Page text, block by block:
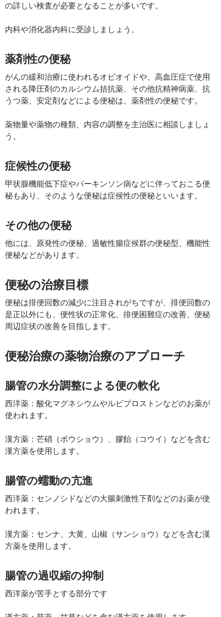
の詳しい検査が必要となることが多いです。
内科や消化器内科に受診しましょう。
薬剤性の便秘
がんの緩和治療に使われるオピオイドや、高血圧症で使用
される降圧剤のカルシウム拮抗薬、その他抗精神病薬、抗
うつ薬、安定剤などによる便秘は、薬剤性の便秘です。
薬物量や薬物の種類、内容の調整を主治医に相談しましょ
う。
症候性の便秘
甲状腺機能低下症やパーキンソン病などに伴っておこる便
秘もあり、そのような便秘は症候性の便秘といいます。
その他の便秘
他には、原発性の便秘、過敏性腸症候群の便秘型、機能性
便秘などがあります。
便秘の治療目標
便秘は排便回数の減少に注目されがちですが、排便回数の
是正以外にも、便性状の正常化、排便困難症の改善、便秘
周辺症状の改善を目指します。
便秘治療の薬物治療のアプローチ
腸管の水分調整による便の軟化
西洋薬：酸化マグネシウムやルビプロストンなどのお薬が
使われます。
漢方薬：芒硝（ボウショウ）、膠飴（コウイ）などを含む
漢方薬を使用します。
腸管の蠕動の亢進
西洋薬：センノシドなどの大腸刺激性下剤などのお薬が使
われます。
漢方薬：センナ、大黄、山椒（サンショウ）などを含む漢
方薬を使用します。
腸管の過収縮の抑制
西洋薬が苦手とする部分です